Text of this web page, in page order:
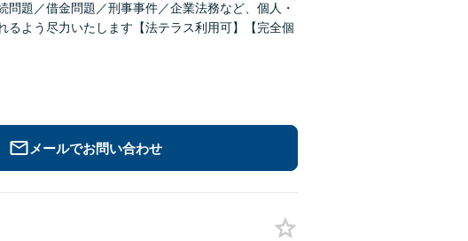
問題／借金問題／刑事事件／企業法務など、個人・
よう尽力いたします【法テラス利用可】【完全個
メールでお問い合わせ